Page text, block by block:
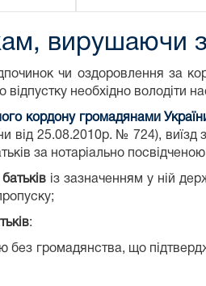
вирушаючи
чи оздоровлення
необхідно володіти
кордону громадянами
від 25.08.2010р. № 724),
за нотаріально
із зазначенням у ній
:
без громадянства, що